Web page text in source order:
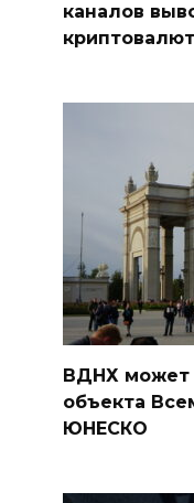
каналов
ВДНХ может
объекта
ЮНЕСКО